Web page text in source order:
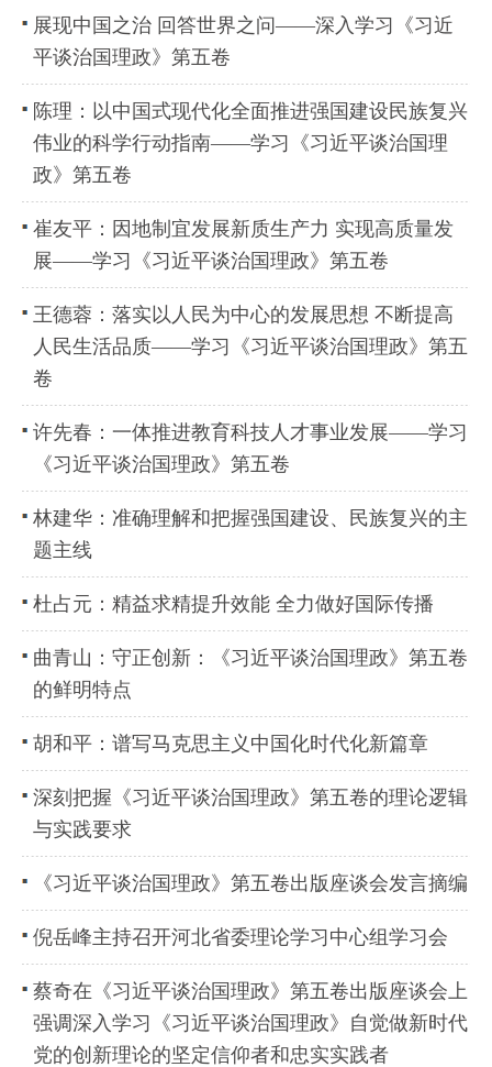
展现中国之治 回答世界之问——深入学习《习近
平谈治国理政》第五卷
陈理：以中国式现代化全面推进强国建设民族复兴
伟业的科学行动指南——学习《习近平谈治国理
政》第五卷
崔友平：因地制宜发展新质生产力 实现高质量发
展——学习《习近平谈治国理政》第五卷
王德蓉：落实以人民为中心的发展思想 不断提高
人民生活品质——学习《习近平谈治国理政》第五
卷
许先春：一体推进教育科技人才事业发展——学习
《习近平谈治国理政》第五卷
林建华：准确理解和把握强国建设、民族复兴的主
题主线
杜占元：精益求精提升效能 全力做好国际传播
曲青山：守正创新：《习近平谈治国理政》第五卷
的鲜明特点
胡和平：谱写马克思主义中国化时代化新篇章
深刻把握《习近平谈治国理政》第五卷的理论逻辑
与实践要求
《习近平谈治国理政》第五卷出版座谈会发言摘编
倪岳峰主持召开河北省委理论学习中心组学习会
蔡奇在《习近平谈治国理政》第五卷出版座谈会上
强调深入学习《习近平谈治国理政》自觉做新时代
党的创新理论的坚定信仰者和忠实实践者